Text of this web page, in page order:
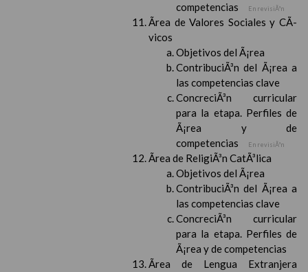
competencias
En revisiÃ³n
Ãrea de Valores Sociales y CÃ­
vicos
Objetivos del Ã¡rea
ContribuciÃ³n del Ã¡rea a
las competencias clave
ConcreciÃ³n curricular
para la etapa. Perfiles de
Ã¡rea y de
competencias
En revisiÃ³n
Ãrea de ReligiÃ³n CatÃ³lica
Objetivos del Ã¡rea
ContribuciÃ³n del Ã¡rea a
las competencias clave
ConcreciÃ³n curricular
para la etapa. Perfiles de
Ã¡rea y de competencias
Ãrea de Lengua Extranjera